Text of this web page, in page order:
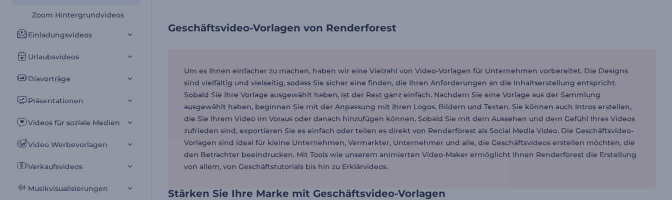
Zoom Hintergrundvideos
Einladungsvideos
Urlaubsvideos
Diavorträge
Präsentationen
Videos für soziale Medien
Video Werbevorlagen
Verkaufsvideos
Musikvisualisierungen
Geschäftsvideo-Vorlagen von Renderforest
Um es Ihnen einfacher zu machen, haben wir eine Vielzahl von Video-Vorlagen für Unternehmen vorbereitet. Die Designs
sind vielfältig und vielseitig, sodass Sie sicher eine finden, die Ihren Anforderungen an die Inhaltserstellung entspricht.
Sobald Sie Ihre Vorlage ausgewählt haben, ist der Rest ganz einfach. Nachdem Sie eine Vorlage aus der Sammlung
ausgewählt haben, beginnen Sie mit der Anpassung mit Ihren Logos, Bildern und Texten. Sie können auch Intros erstellen,
die Sie Ihrem Video im Voraus oder danach hinzufügen können. Sobald Sie mit dem Aussehen und dem Gefühl Ihres Videos
zufrieden sind, exportieren Sie es einfach oder teilen es direkt von Renderforest als Social Media Video. Die Geschäftsvideo-
Vorlagen sind ideal für kleine Unternehmen, Vermarkter, Unternehmer und alle, die Geschäftsvideos erstellen möchten, die
den Betrachter beeindrucken. Mit Tools wie unserem animierten Video-Maker ermöglicht Ihnen Renderforest die Erstellung
von allem, von Geschäftstutorials bis hin zu Erklärvideos.
Stärken Sie Ihre Marke mit Geschäftsvideo-Vorlagen